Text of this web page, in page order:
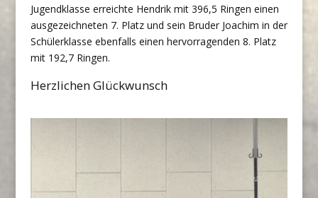
Jugendklasse erreichte Hendrik mit 396,5 Ringen einen
ausgezeichneten 7. Platz und sein Bruder Joachim in der
Schülerklasse ebenfalls einen hervorragenden 8. Platz
mit 192,7 Ringen.
Herzlichen Glückwunsch